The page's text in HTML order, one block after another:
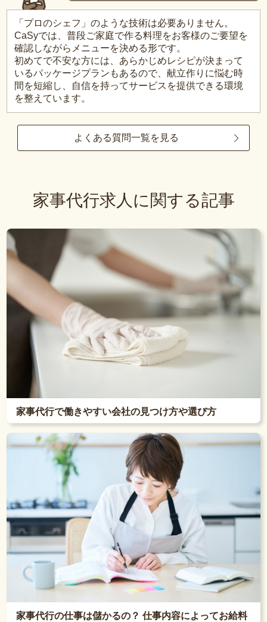
「プロのシェフ」のような技術は必要ありません。
CaSyでは、普段ご家庭で作る料理をお客様のご要望を
確認しながらメニューを決める形です。
初めてで不安な方には、あらかじめレシピが決まって
いるパッケージプランもあるので、献立作りに悩む時
間を短縮し、自信を持ってサービスを提供できる環境
を整えています。
よくある質問一覧を見る
家事代行求人に関する記事
家事代行で働きやすい会社の見つけ方や選び方
家事代行の仕事は儲かるの？ 仕事内容によってお給料